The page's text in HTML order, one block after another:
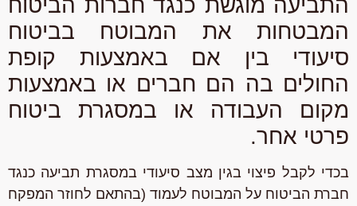
התביעה מוגשת כנגד חברות הביטוח
המבטחות את המבוטח בביטוח
סיעודי בין אם באמצעות קופת
החולים בה הם חברים או באמצעות
מקום העבודה או במסגרת ביטוח
פרטי אחר.
בכדי לקבל פיצוי בגין מצב סיעודי במסגרת תביעה כנגד
חברת הביטוח על המבוטח לעמוד (בהתאם לחוזר המפקח